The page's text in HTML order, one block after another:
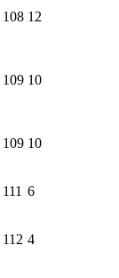
108 12
109 10
109 10
111 6
112 4